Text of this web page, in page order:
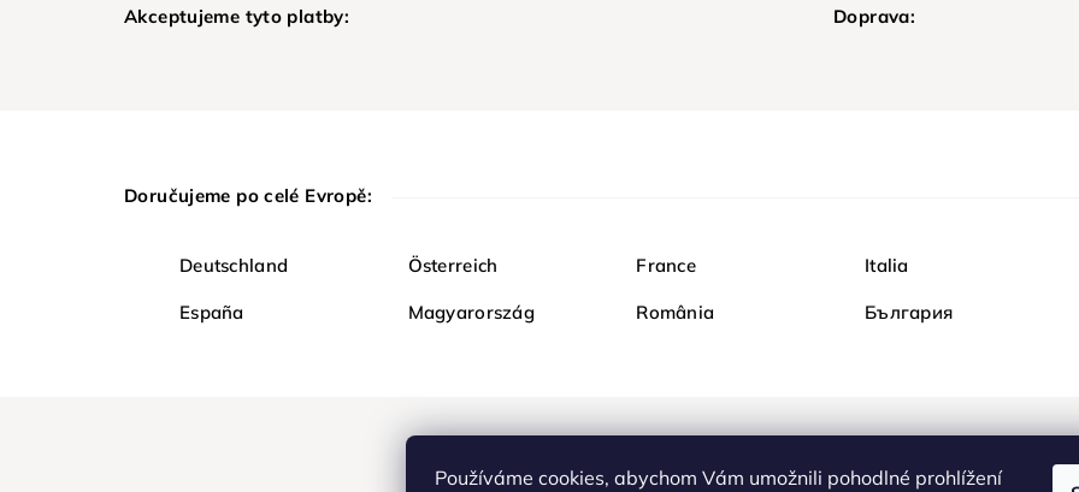
Používáme cookies, abychom Vám umožnili pohodlné prohlížení
Akceptujeme tyto platby: Doprava:
Doručujeme po celé Evropě:
Deutschland Österreich France Italia
España Magyarország România България
Nakupujte na